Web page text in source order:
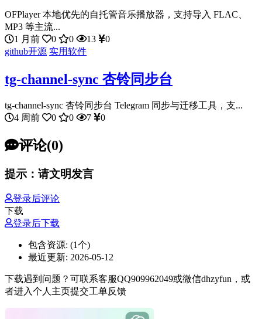
OFPlayer 本地优先的自托管音乐播放器，支持导入 FLAC、
MP3 等主流...
1 月前
0 0 13
0
github开源 实用软件
tg-channel-sync 杏铃同步台
tg-channel-sync 杏铃同步台 Telegram 同步与迁移工具，支...
4 周前
0 0 7 0
评论(0)
提示：请文明发言
登录后评论
下载
登录后下载
包含资源: (1个)
最近更新: 2026-05-12
下载遇到问题？可联系客服QQ909962049或微信dhzyfun，或
者进入个人主页提交工单反馈